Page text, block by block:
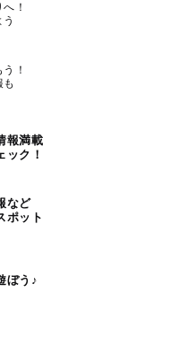
！
！
報満載
ック！
など
ポット
ぼう♪